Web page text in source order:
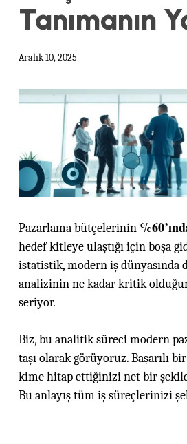
Tanımanın
Aralık 10, 2025
Pazarlama bütçelerinin
hedef kitleye ulaştığı için boşa
istatistik, modern iş dünyasında
analizinin ne kadar kritik
seriyor.
Biz, bu analitik süreci modern
taşı olarak görüyoruz. Başarılı
kime hitap ettiğinizi net bir
Bu anlayış tüm iş süreçlerinizi